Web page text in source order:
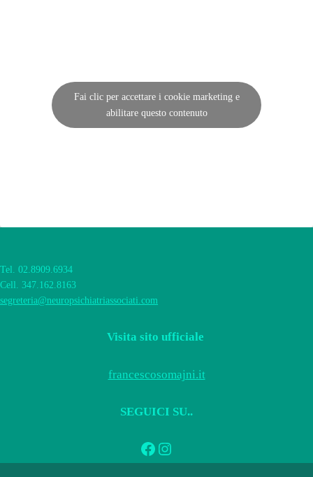
Fai clic per accettare i cookie marketing e
abilitare questo contenuto
Tel. 02.8909.6934
Cell. 347.162.8163
segreteria@neuropsichiatriassociati.com
Visita sito ufficiale
francescosomajni.it
SEGUICI SU..
Facebook
Instagram